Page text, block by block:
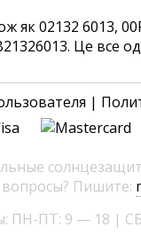
02132 6013,
Це все
|
вопросы? Пишите:
ПН-ПТ: 9 — 18 |